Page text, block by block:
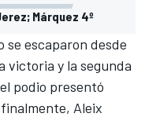
Márquez 4º
se escaparon desde
victoria y la segunda
podio presentó
Aleix